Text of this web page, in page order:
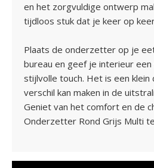
en het zorgvuldige ontwerp
tijdloos stuk dat je keer op
Plaats de onderzetter op je
bureau en geef je interieur
stijlvolle touch. Het is een
verschil kan maken in de
Geniet van het comfort en de
Onderzetter Rond Grijs Multi